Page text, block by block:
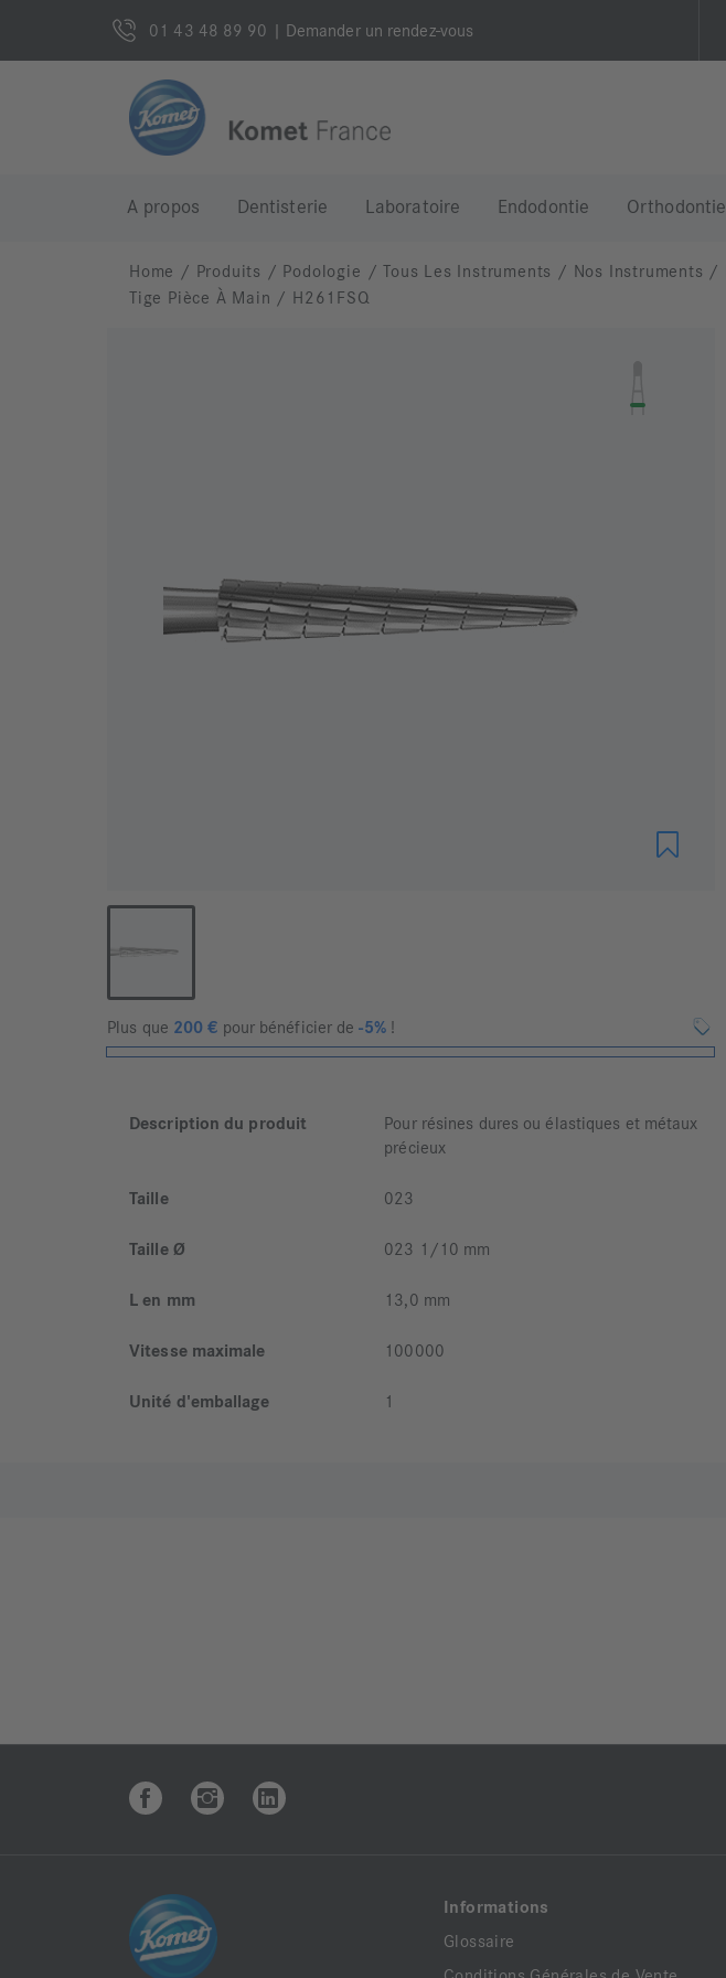
01 43 48 89 90 | Demander un rendez-vous
A propos Dentisterie Laboratoire Endodontie Orthodontie
Home / Produits / Podologie / Tous Les Instruments / Nos Instruments /
Tige Pièce À Main / H261FSQ
Plus que 200 € pour bénéficier de-5%!
Description du produit
Pour résines dures ou élastiques et métaux
précieux
Taille 023
Taille Ø 023 1/10 mm
L en mm 13,0 mm
Vitesse maximale 100000
Unité d'emballage 1
Informations
Glossaire